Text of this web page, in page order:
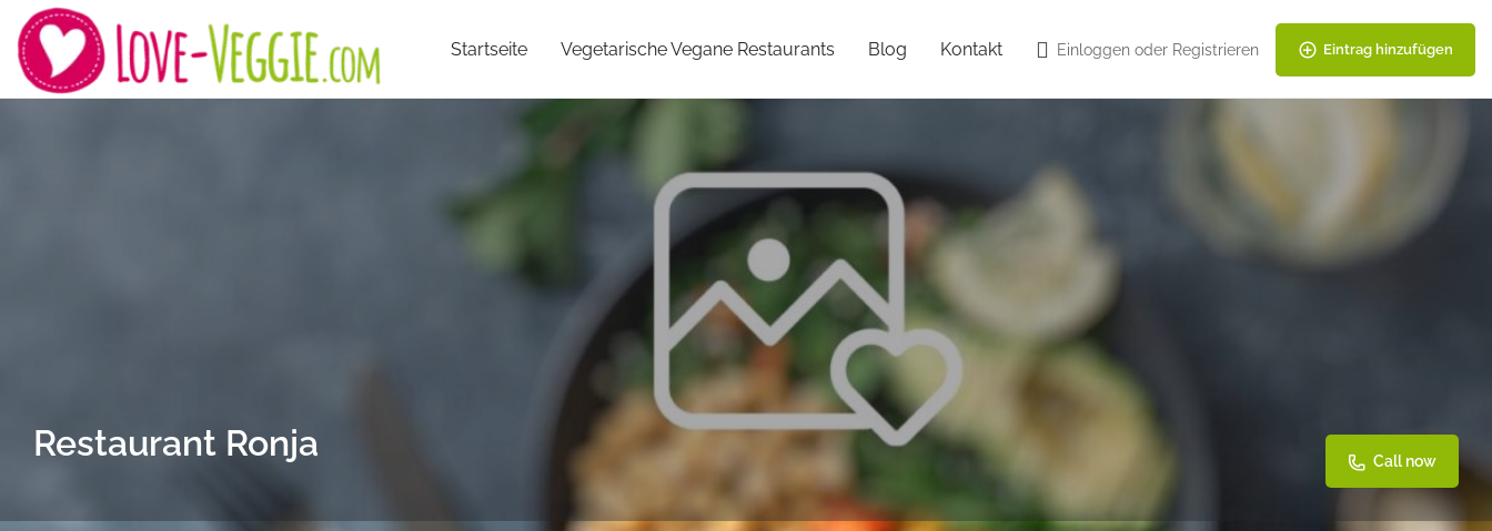
Startseite Vegetarische Vegane Restaurants Blog Kontakt Einloggen oder Registrieren Eintrag hinzufügen
Restaurant Ronja Call now